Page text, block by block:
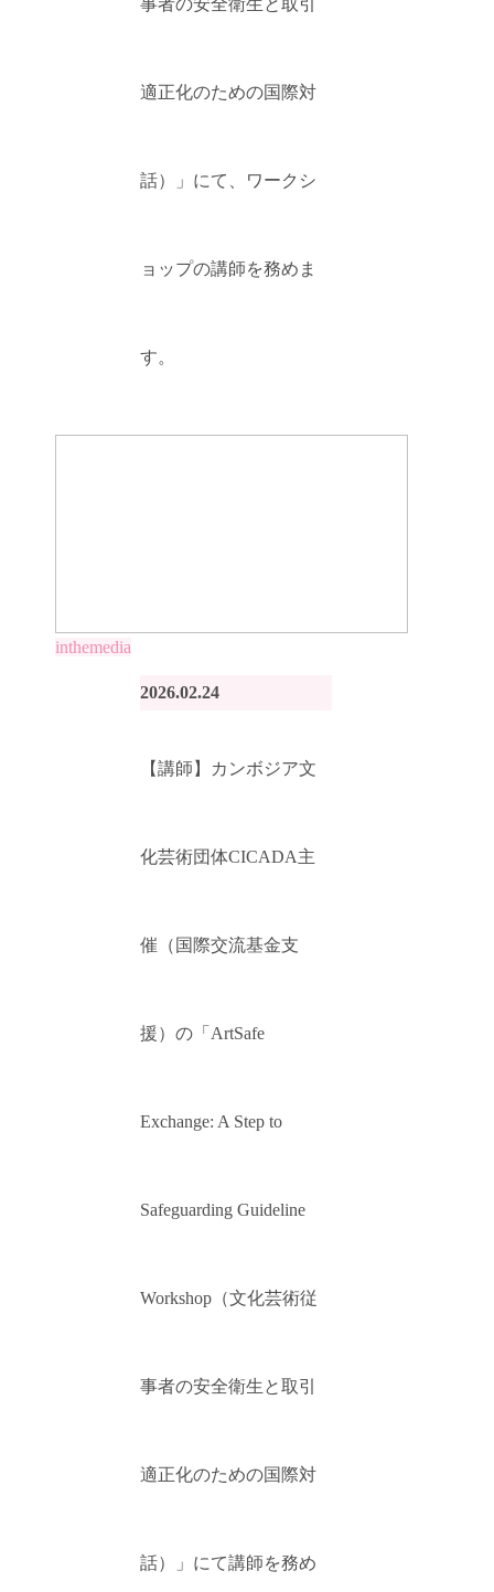
事者の安全衛生と取引
適正化のための国際対
話）」にて、ワークシ
ョップの講師を務めま
す。
inthemedia
【講師】カンボジア文
化芸術団体CICADA主
催（国際交流基金支
援）の「ArtSafe
Exchange: A Step to
Safeguarding Guideline
Workshop（文化芸術従
事者の安全衛生と取引
適正化のための国際対
話）」にて講師を務め
2026.02.24